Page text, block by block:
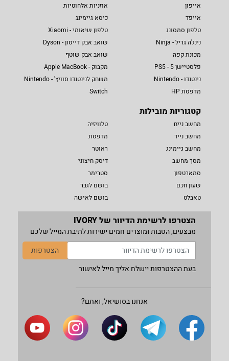
אייפון
אייפד
טלפון סמסונג
נינג'ה גריל - Ninja
מכונת קפה
פלסטיישן 5 - PS5
נינטנדו - Nintendo
מדפסת HP
אוזניות אלחוטיות
כיסא גיימינג
טלפון שיאומי - Xiaomi
שואב אבק דייסון - Dyson
שואב אבק שוטף
מקבוק - Apple MacBook
משחק לנינטנדו סוויץ' - Nintendo
Switch
קטגוריות מובילות
מחשב נייח
מחשב נייד
מחשב גיימינג
מסך מחשב
סמארטפון
שעון חכם
טאבלט
טלוויזיה
מדפסת
ראוטר
דיסק חיצוני
סטרימר
בושם לגבר
בושם לאישה
הצטרפו לרשימת הדיוור של IVORY
מבצעים, הטבות ומוצרים חמים ישירות לתיבת המייל שלכם
הצטרפות
בעת ההצטרפות יישלח אליך מייל לאישור
אנחנו בסושיאל, ואתם?